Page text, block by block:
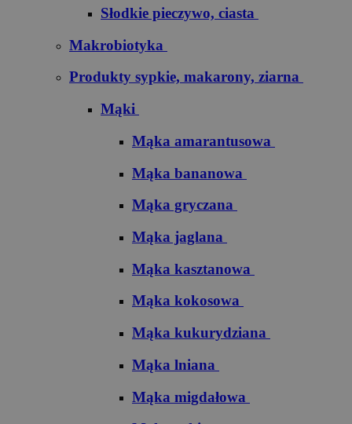
Słodkie pieczywo, ciasta
Makrobiotyka
Produkty sypkie, makarony, ziarna
Mąki
Mąka amarantusowa
Mąka bananowa
Mąka gryczana
Mąka jaglana
Mąka kasztanowa
Mąka kokosowa
Mąka kukurydziana
Mąka lniana
Mąka migdałowa